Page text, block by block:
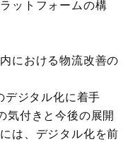
ットフォームの構
における物流改善の
デジタル化に着手
気付きと今後の展開
は、デジタル化を前